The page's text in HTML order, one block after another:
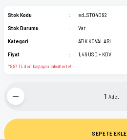
Stok Kodu
ed_ST04092
Stok Durumu
Var
Kategori
ATIK KOVALARI
Fiyat
1,46 USD + KDV
*8,87 TL den başlayan taksitlerle!!
Adet
SEPETE EKLE